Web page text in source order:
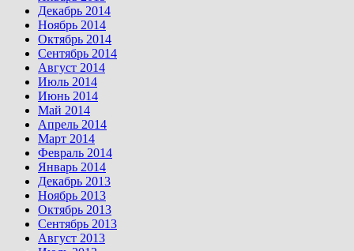
Декабрь 2014
Ноябрь 2014
Октябрь 2014
Сентябрь 2014
Август 2014
Июль 2014
Июнь 2014
Май 2014
Апрель 2014
Март 2014
Февраль 2014
Январь 2014
Декабрь 2013
Ноябрь 2013
Октябрь 2013
Сентябрь 2013
Август 2013